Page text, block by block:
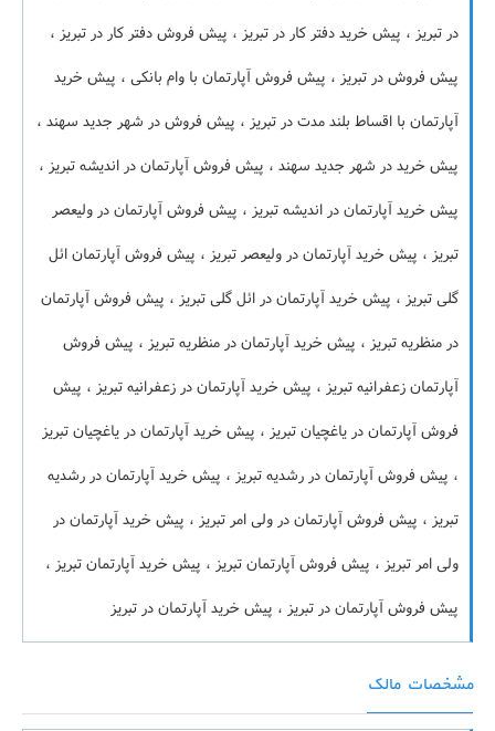
در تبریز ، پیش خرید دفتر کار در تبریز ، پیش فروش دفتر کار در تبریز ،
پیش فروش در تبریز ، پیش فروش آپارتمان با وام بانکی ، پیش خرید
آپارتمان با اقساط بلند مدت در تبریز ، پیش فروش در شهر جدید سهند ،
پیش خرید در شهر جدید سهند ، پیش فروش آپارتمان در اندیشه تبریز ،
پیش خرید آپارتمان در اندیشه تبریز ، پیش فروش آپارتمان در ولیعصر
تبریز ، پیش خرید آپارتمان در ولیعصر تبریز ، پیش فروش آپارتمان ائل
گلی تبریز ، پیش خرید آپارتمان در ائل گلی تبریز ، پیش فروش آپارتمان
در منظریه تبریز ، پیش خرید آپارتمان در منظریه تبریز ، پیش فروش
آپارتمان زعفرانیه تبریز ، پیش خرید آپارتمان در زعفرانیه تبریز ، پیش
فروش آپارتمان در یاغچیان تبریز ، پیش خرید آپارتمان در یاغچیان تبریز
، پیش فروش آپارتمان در رشدیه تبریز ، پیش خرید آپارتمان در رشدیه
تبریز ، پیش فروش آپارتمان در ولی امر تبریز ، پیش خرید آپارتمان در
ولی امر تبریز ، پیش فروش آپارتمان تبریز ، پیش خرید آپارتمان تبریز ،
پیش فروش آپارتمان در تبریز ، پیش خرید آپارتمان در تبریز
مشخصات مالک